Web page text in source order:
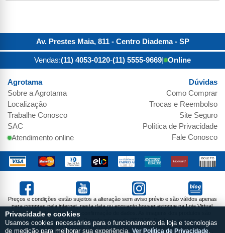
Av. Prestes Maia, 811 - Centro Diadema- SP
Vendas:(11) 4053-0120-(11) 5555-9669| Online
Agrotama
Sobre aAgrotama
Localização
Trabalhe Conosco
SAC
Atendimento online
Dúvidas
Como Comprar
Trocas e Reembolso
Site Seguro
Política de Privacidade
Fale Conosco
Preços e condições estão sujeitos a alteração sem aviso prévio e são válidos apenas
para compras pela internet, nesta data ou enquanto houver estoque na Loja Virtual.
Vendas sujeitas a análise e confirmação de dados. As imagens dos produtos são
meramente ilustrativas. Parcela mínima de R$19,99. Produtos sujeitos a
disponibilidade de estoque. Não nos responsabilizamos pela montagem dos
Privacidade e cookies
Usamos cookies necessários para o funcionamento da loja e tecnologias
de medição para melhorar sua experiência. Ver Política de Privacidade.